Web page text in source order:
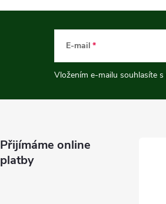
E-mail
Vložením e-mailu souhlasíte s
Přijímáme online
platby